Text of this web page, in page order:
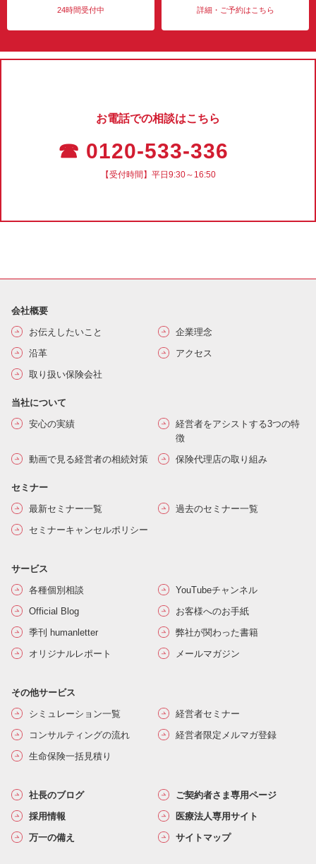
24時間受付中 詳細・ご予約はこちら
お電話での相談はこちら
☎ 0120-533-336
【受付時間】平日9:30～16:50
会社概要
お伝えしたいこと
企業理念
沿革
アクセス
取り扱い保険会社
当社について
安心の実績
経営者をアシストする3つの特
徴
動画で見る経営者の相続対策
保険代理店の取り組み
セミナー
最新セミナー一覧
過去のセミナー一覧
セミナーキャンセルポリシー
サービス
各種個別相談
YouTubeチャンネル
Official Blog
お客様へのお手紙
季刊 humanletter
弊社が関わった書籍
オリジナルレポート
メールマガジン
その他サービス
シミュレーション一覧
経営者セミナー
コンサルティングの流れ
経営者限定メルマガ登録
生命保険一括見積り
社長のブログ
ご契約者さま専用ページ
採用情報
医療法人専用サイト
万一の備え
サイトマップ